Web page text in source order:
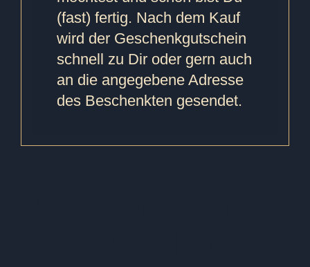
(fast) fertig. Nach dem Kauf
wird der Geschenkgutschein
schnell zu Dir oder gern auch
an die angegebene Adresse
des Beschenkten gesendet.